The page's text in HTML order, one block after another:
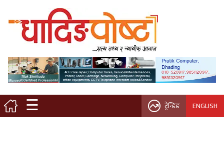
☰
मुख्य पृष्ठ
स्थानीय समाचार
विचार / ब्लग
नगर/गाउँ पालिका
ट्रेन्डिङ ENGLISH